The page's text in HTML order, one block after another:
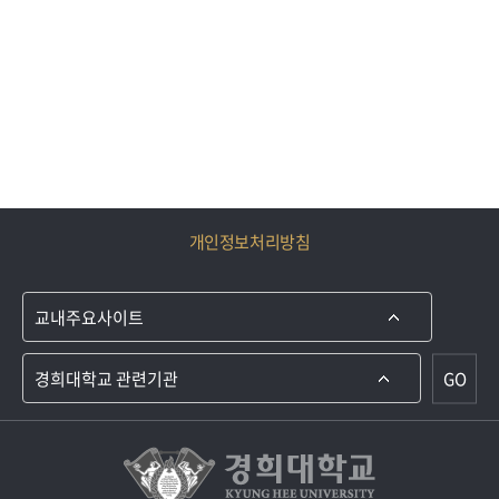
개인정보처리방침
GO